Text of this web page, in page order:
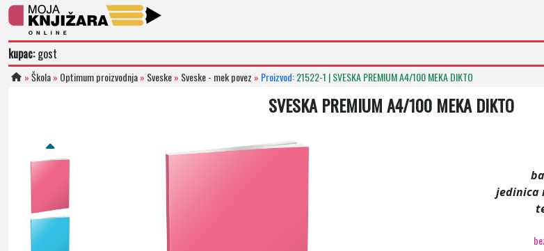
kupac:gost
»Škola» Optimum proizvodnja» Sveske» Sveske - mek povez » Proizvod:21522-1 | SVESKA PREMIUM A4/100 MEKA DIKTO
SVESKA PREMIUM A4/100 MEKA DIKTO
jedinica